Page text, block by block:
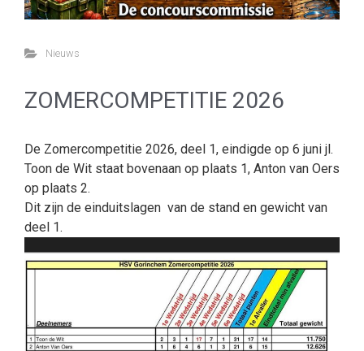
Nieuws
ZOMERCOMPETITIE 2026
De Zomercompetitie 2026, deel 1, eindigde op 6 juni jl.
Toon de Wit staat bovenaan op plaats 1, Anton van Oers
op plaats 2.
Dit zijn de einduitslagen van de stand en gewicht van
deel 1.